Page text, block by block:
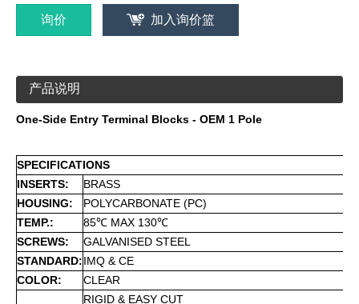
询价 加入询价篮
产品说明
One-Side Entry Terminal Blocks - OEM 1 Pole
SPECIFICATIONS
INSERTS:
BRASS
HOUSING:
POLYCARBONATE (PC)
TEMP.:
85℃ MAX 130℃
SCREWS:
GALVANISED STEEL
STANDARD:IMQ & CE
COLOR:
CLEAR
RIGID & EASY CUT